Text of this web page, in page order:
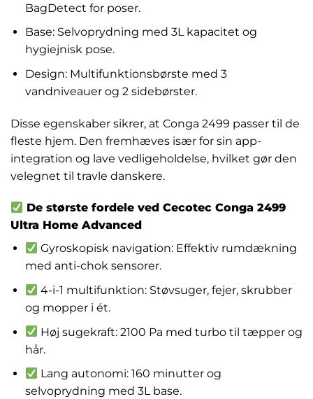
BagDetect for poser.
Base: Selvoprydning med 3L kapacitet og
hygiejnisk pose.
Design: Multifunktionsbørste med 3
vandniveauer og 2 sidebørster.
Disse egenskaber sikrer, at Conga 2499 passer til de
fleste hjem. Den fremhæves især for sin app-
integration og lave vedligeholdelse, hvilket gør den
velegnet til travle danskere.
De største fordele ved Cecotec Conga 2499
Ultra Home Advanced
Gyroskopisk navigation: Effektiv rumdækning
med anti-chok sensorer.
4-i-1 multifunktion: Støvsuger, fejer, skrubber
og mopper i ét.
Høj sugekraft: 2100 Pa med turbo til tæpper og
hår.
Lang autonomi: 160 minutter og
selvoprydning med 3L base.